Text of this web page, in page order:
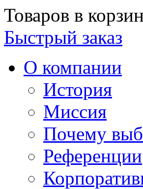
Товаров в
Быстрый заказ
О компании
История
Миссия
Почему
Референции